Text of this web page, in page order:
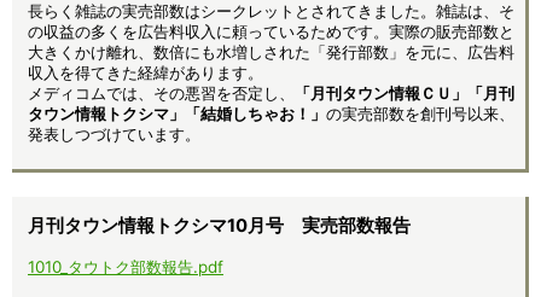
長らく雑誌の実売部数はシークレットとされてきました。雑誌は、そ
の収益の多くを広告料収入に頼っているためです。実際の販売部数と
大きくかけ離れ、数倍にも水増しされた「発行部数」を元に、広告料
収入を得てきた経緯があります。
メディコムでは、その悪習を否定し、
「月刊タウン情報ＣＵ」「月刊
タウン情報トクシマ」「結婚しちゃお！」 の実売部数を創刊号以来、
発表しつづけています。
月刊タウン情報トクシマ10月号 実売部数報告
1010_タウトク部数報告.pdf